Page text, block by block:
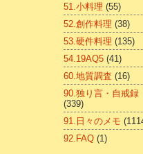
51.小料理 (55)
52.創作料理 (38)
53.硬件料理 (135)
54.19AQ5 (41)
60.地質調査 (16)
90.独り言・自戒録
(339)
91.日々のメモ
92.FAQ (1)